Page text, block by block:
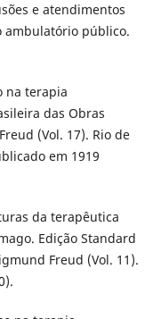
e atendimentos
ambulatório público.
na terapia
das Obras
(Vol. 17). Rio de
em 1919
da terapêutica
Edição Standard
Freud (Vol. 11).